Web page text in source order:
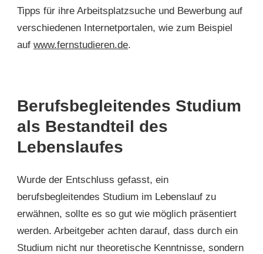
Tipps für ihre Arbeitsplatzsuche und Bewerbung auf
verschiedenen Internetportalen, wie zum Beispiel
auf www.fernstudieren.de.
Berufsbegleitendes Studium
als Bestandteil des
Lebenslaufes
Wurde der Entschluss gefasst, ein
berufsbegleitendes Studium im Lebenslauf zu
erwähnen, sollte es so gut wie möglich präsentiert
werden. Arbeitgeber achten darauf, dass durch ein
Studium nicht nur theoretische Kenntnisse, sondern